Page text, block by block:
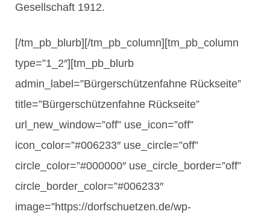
Gesellschaft 1912.
[/tm_pb_blurb][/tm_pb_column][tm_pb_column
type=”1_2″][tm_pb_blurb
admin_label=”Bürgerschützenfahne Rückseite”
title=”Bürgerschützenfahne Rückseite”
url_new_window=”off” use_icon=”off”
icon_color=”#006233″ use_circle=”off”
circle_color=”#000000″ use_circle_border=”off”
circle_border_color=”#006233″
image=”https://dorfschuetzen.de/wp-